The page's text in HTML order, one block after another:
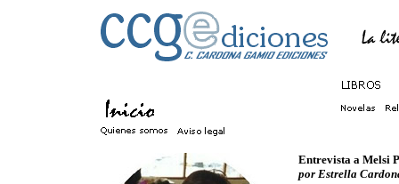
Entrevista a Melsi
por Estrella